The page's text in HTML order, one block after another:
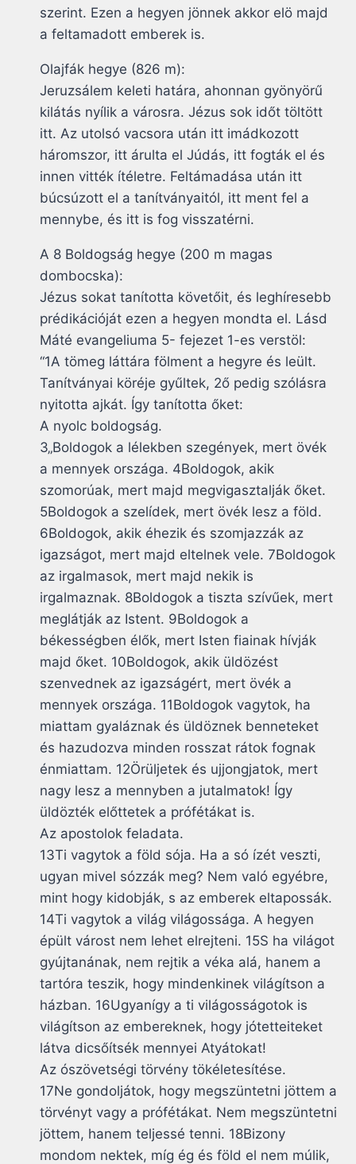
szerint. Ezen a hegyen jönnek akkor elö majd
a feltamadott emberek is.
Olajfák hegye (826 m):
Jeruzsálem keleti határa, ahonnan gyönyörű
kilátás nyílik a városra. Jézus sok időt töltött
itt. Az utolsó vacsora után itt imádkozott
háromszor, itt árulta el Júdás, itt fogták el és
innen vitték ítéletre. Feltámadása után itt
búcsúzott el a tanítványaitól, itt ment fel a
mennybe, és itt is fog visszatérni.
A 8 Boldogság hegye (200 m magas
dombocska):
Jézus sokat tanította követőit, és leghíresebb
prédikációját ezen a hegyen mondta el. Lásd
Máté evangeliuma 5- fejezet 1-es verstöl:
“1A tömeg láttára fölment a hegyre és leült.
Tanítványai köréje gyűltek, 2ő pedig szólásra
nyitotta ajkát. Így tanította őket:
A nyolc boldogság.
3„Boldogok a lélekben szegények, mert övék
a mennyek országa. 4Boldogok, akik
szomorúak, mert majd megvigasztalják őket.
5Boldogok a szelídek, mert övék lesz a föld.
6Boldogok, akik éhezik és szomjazzák az
igazságot, mert majd eltelnek vele. 7Boldogok
az irgalmasok, mert majd nekik is
irgalmaznak. 8Boldogok a tiszta szívűek, mert
meglátják az Istent. 9Boldogok a
békességben élők, mert Isten fiainak hívják
majd őket. 10Boldogok, akik üldözést
szenvednek az igazságért, mert övék a
mennyek országa. 11Boldogok vagytok, ha
miattam gyaláznak és üldöznek benneteket
és hazudozva minden rosszat rátok fognak
énmiattam. 12Örüljetek és ujjongjatok, mert
nagy lesz a mennyben a jutalmatok! Így
üldözték előttetek a prófétákat is.
Az apostolok feladata.
13Ti vagytok a föld sója. Ha a só ízét veszti,
ugyan mivel sózzák meg? Nem való egyébre,
mint hogy kidobják, s az emberek eltapossák.
14Ti vagytok a világ világossága. A hegyen
épült várost nem lehet elrejteni. 15S ha világot
gyújtanának, nem rejtik a véka alá, hanem a
tartóra teszik, hogy mindenkinek világítson a
házban. 16Ugyanígy a ti világosságotok is
világítson az embereknek, hogy jótetteiteket
látva dicsőítsék mennyei Atyátokat!
Az ószövetségi törvény tökéletesítése.
17Ne gondoljátok, hogy megszüntetni jöttem a
törvényt vagy a prófétákat. Nem megszüntetni
jöttem, hanem teljessé tenni. 18Bizony
mondom nektek, míg ég és föld el nem múlik,